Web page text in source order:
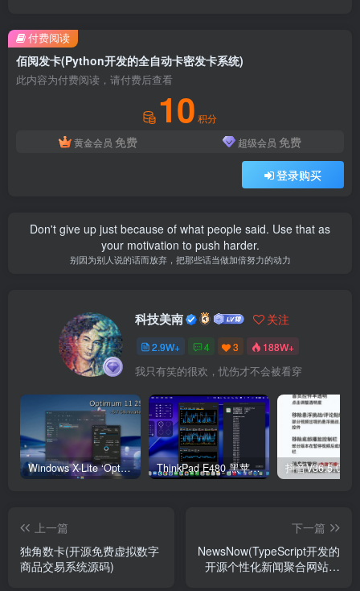
佰阅发卡(Python开发的全自动卡密发卡系统)
此内容为付费阅读，请付费后查看
10 积分
黄金会员 免费 超级会员 免费
登录购买
付费阅读
Don't give up just because of what people said. Use that as
your motivation to push harder.
别因为别人说的话而放弃，把那些话当做加倍努力的动力
科技美南 关注
2.9W+ 4 3 188W+
我只有笑的很欢，忧伤才不会被看穿
Windows X-Lite ‘Optimum 11’ 25H2 Pro v2 ThinkPad E480 黑苹果完美Tahoe的EFI分享（2026.03.01更新） 抖音V36.5.0 内
上一篇
独角数卡(开源免费虚拟数字
商品交易系统源码)
下一篇
NewsNow(TypeScript开发的
开源个性化新闻聚合网站源